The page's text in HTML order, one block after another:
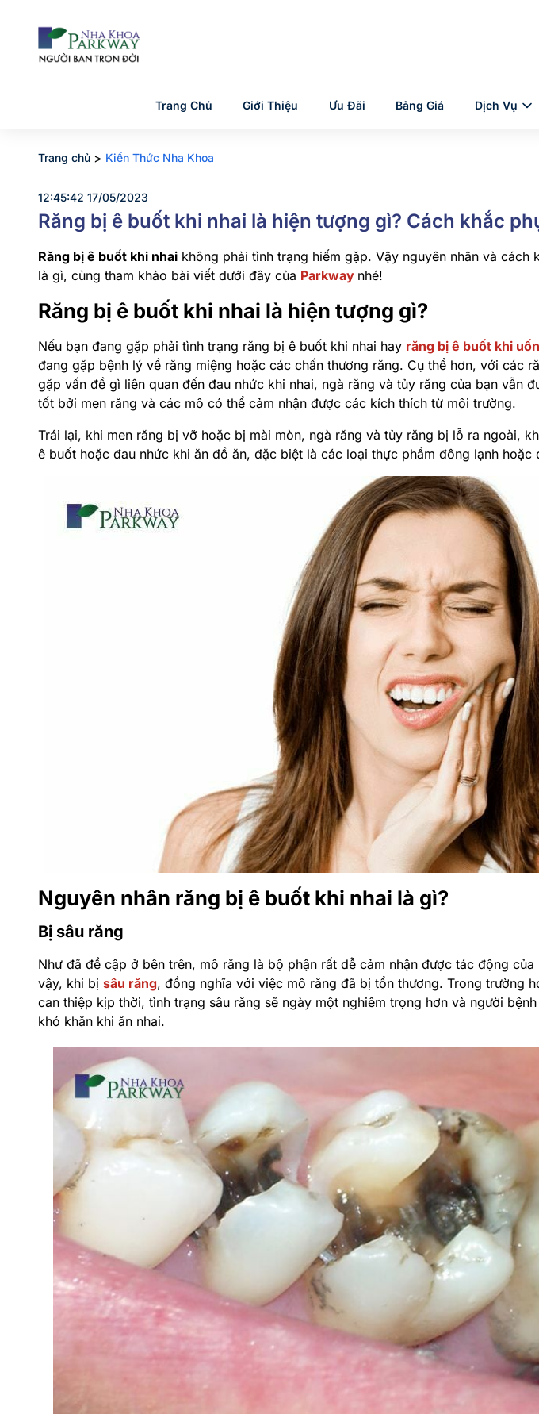
Trang Chủ Giới Thiệu Ưu Đãi Bảng Giá Dịch Vụ
Trang chủ > Kiến Thức Nha Khoa
12:45:42 17/05/2023
Răng bị ê buốt khi nhai là hiện tượng gì? Cách khắc
Răng bị ê buốt khi nhai không phải tình trạng hiếm gặp. Vậy nguyên nhân và cách
là gì, cùng tham khảo bài viết dưới đây của Parkway nhé!
Răng bị ê buốt khi nhai là hiện tượng gì?
Nếu bạn đang gặp phải tình trạng răng bị ê buốt khi nhai hay răng bị ê buốt khi
đang gặp bệnh lý về răng miệng hoặc các chấn thương răng. Cụ thể hơn, với các
gặp vấn đề gì liên quan đến đau nhức khi nhai, ngà răng và tủy răng của bạn vẫn
tốt bởi men răng và các mô có thể cảm nhận được các kích thích từ môi trường.
Trái lại, khi men răng bị vỡ hoặc bị mài mòn, ngà răng và tủy răng bị lỗ ra ngoài,
ê buốt hoặc đau nhức khi ăn đồ ăn, đặc biệt là các loại thực phẩm đông lạnh hoặc
Nguyên nhân răng bị ê buốt khi nhai là gì?
Bị sâu răng
Như đã đề cập ở bên trên, mô răng là bộ phận rất dễ cảm nhận được tác động
vậy, khi bị sâu răng, đồng nghĩa với việc mô răng đã bị tổn thương. Trong trường
can thiệp kịp thời, tình trạng sâu răng sẽ ngày một nghiêm trọng hơn và người
khó khăn khi ăn nhai.